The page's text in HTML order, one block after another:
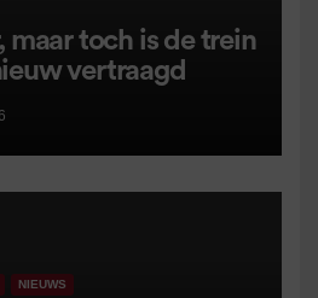
maar toch is de trein
vertraagd
NIEUWS